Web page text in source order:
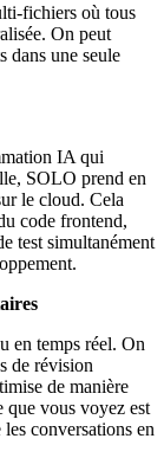
fichiers où tous
On peut
dans une seule
IA qui
SOLO prend en
le cloud. Cela
code frontend,
test simultanément
en temps réel. On
de révision
de manière
que vous voyez est
conversations en